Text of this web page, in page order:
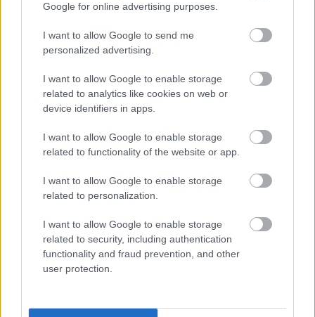
Google for online advertising purposes.
I want to allow Google to send me
personalized advertising.
I want to allow Google to enable storage
related to analytics like cookies on web or
device identifiers in apps.
I want to allow Google to enable storage
related to functionality of the website or app.
I want to allow Google to enable storage
related to personalization.
I want to allow Google to enable storage
related to security, including authentication
functionality and fraud prevention, and other
user protection.
Zéró kifogás az Alpine-nál, a
McLaren és a Ferrari a
célkeresztben
FORMA-1
Rendkívül okos döntést hozott az
Aston Martin az F1-ben
nyerni, bár a kínai sprintversenyen győzött.
Legjobb eredménye eddig négy negyedik hely
volt az Emilia-Romagna, az Osztrák, a Brit és az